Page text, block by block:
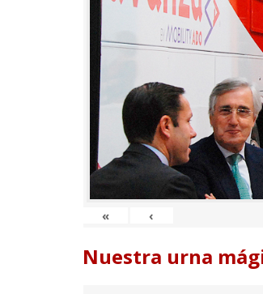
« ‹
Nuestra urna